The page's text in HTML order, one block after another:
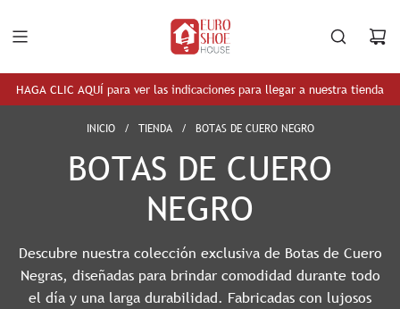
R
HAGA CLIC AQUÍ para ver las indicaciones para llegar a nuestra tienda
INICIO / TIENDA / BOTAS DE CUERO NEGRO
BOTAS DE CUERO
NEGRO
Descubre nuestra colección exclusiva de Botas de Cuero
Negras, diseñadas para brindar comodidad durante todo
el día y una larga durabilidad. Fabricadas con lujosos